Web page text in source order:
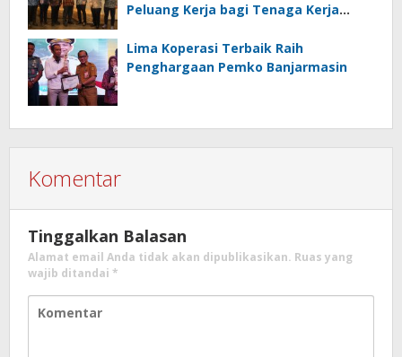
Peluang Kerja bagi Tenaga Kerja
Lima Koperasi Terbaik Raih
Penghargaan Pemko Banjarmasin
Komentar
Tinggalkan Balasan
Alamat email Anda tidak akan dipublikasikan. Ruas yang
wajib ditandai *